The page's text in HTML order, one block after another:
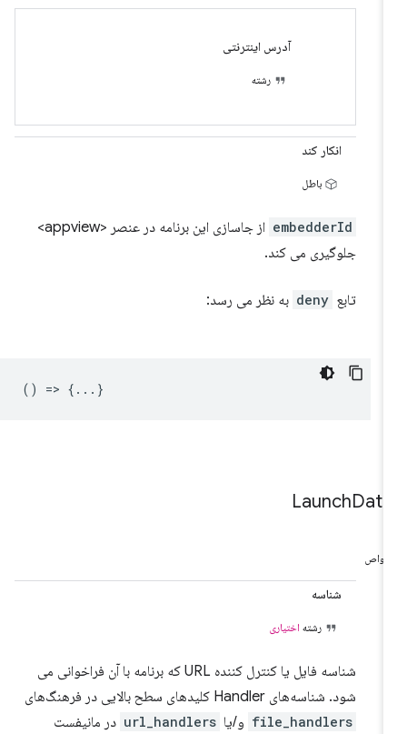
آدرس اینترنتی
رشته
انکار کند
باطل
embedderId
از جاسازی این برنامه در عنصر <appview>
جلوگیری می کند.
تابع deny به نظر می رسد:
() => {...}
Launch
شناسه
رشته اختیاری
شناسه فایل یا کنترل کننده URL که برنامه با آن فراخوانی می
شود. شناسه‌های Handler کلیدهای سطح بالایی در فرهنگ‌های
file_handlers و/یا url_handlers در مانیفست